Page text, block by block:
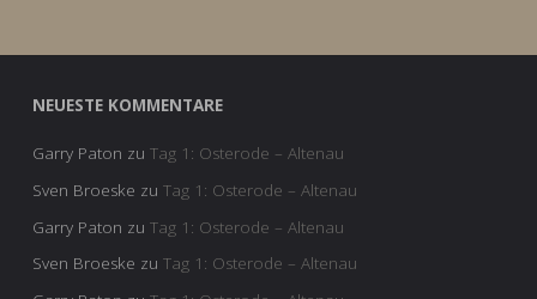
NEUESTE KOMMENTARE
Garry Paton zu Tag 1: Osterode – Altenau
Sven Broeske zu Tag 1: Osterode – Altenau
Garry Paton zu Tag 1: Osterode – Altenau
Sven Broeske zu Tag 1: Osterode – Altenau